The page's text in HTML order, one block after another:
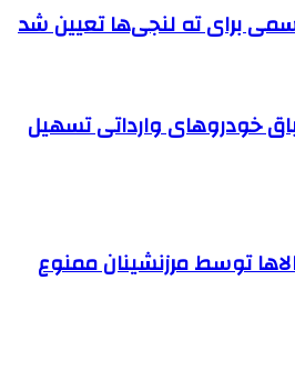
برای ته لنجی‌ها تعیین شد
خودروهای وارداتی تسهیل
توسط مرزنشینان ممنوع